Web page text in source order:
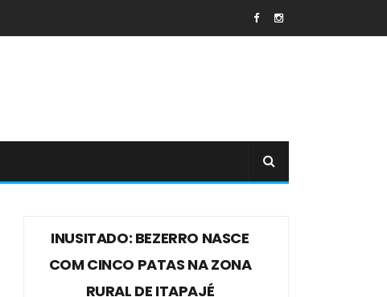
INUSITADO: BEZERRO NASCE
COM CINCO PATAS NA ZONA
RURAL DE ITAPAJÉ